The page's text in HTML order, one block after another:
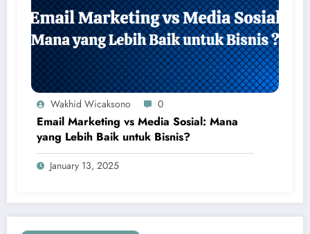
Wakhid Wicaksono 0
Email Marketing vs Media Sosial: Mana
yang Lebih Baik untuk Bisnis?
January 13, 2025